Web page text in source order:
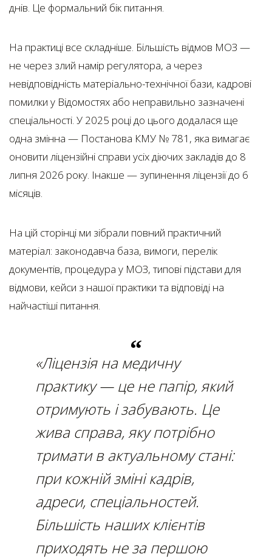
днів. Це формальний бік питання.
На практиці все складніше. Більшість відмов МОЗ —
не через злий намір регулятора, а через
невідповідність матеріально-технічної бази, кадрові
помилки у Відомостях або неправильно зазначені
спеціальності. У 2025 році до цього додалася ще
одна змінна — Постанова КМУ № 781, яка вимагає
оновити ліцензійні справи усіх діючих закладів до 8
липня 2026 року. Інакше — зупинення ліцензії до 6
місяців.
На цій сторінці ми зібрали повний практичний
матеріал: законодавча база, вимоги, перелік
документів, процедура у МОЗ, типові підстави для
відмови, кейси з нашої практики та відповіді на
найчастіші питання.
«Ліцензія на медичну
практику — це не папір, який
отримують і забувають. Це
жива справа, яку потрібно
тримати в актуальному стані:
при кожній зміні кадрів,
адреси, спеціальностей.
Більшість наших клієнтів
приходять не за першою